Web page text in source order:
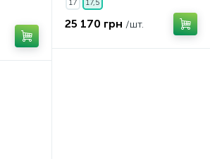
17 17,5
25 170 грн /шт.